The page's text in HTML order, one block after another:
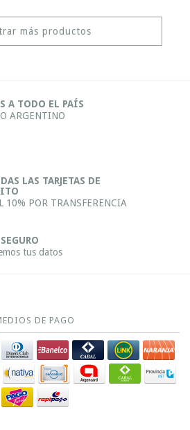
más productos
A TODO EL PAÍS
ARGENTINO
LAS TARJETAS DE
10% POR TRANSFERENCIA
tus datos
DE PAGO